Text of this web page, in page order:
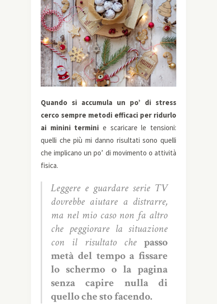
Quando si accumula un po’ di stress
cerco sempre metodi efficaci per ridurlo
ai minini termini e scaricare le tensioni:
quelli che più mi danno risultati sono quelli
che implicano un po’ di movimento o attività
fisica.
Leggere e guardare serie TV
dovrebbe aiutare a distrarre,
ma nel mio caso non fa altro
che peggiorare la situazione
con il risultato che passo
metà del tempo a fissare
lo schermo o la pagina
senza capire nulla di
quello che sto facendo.